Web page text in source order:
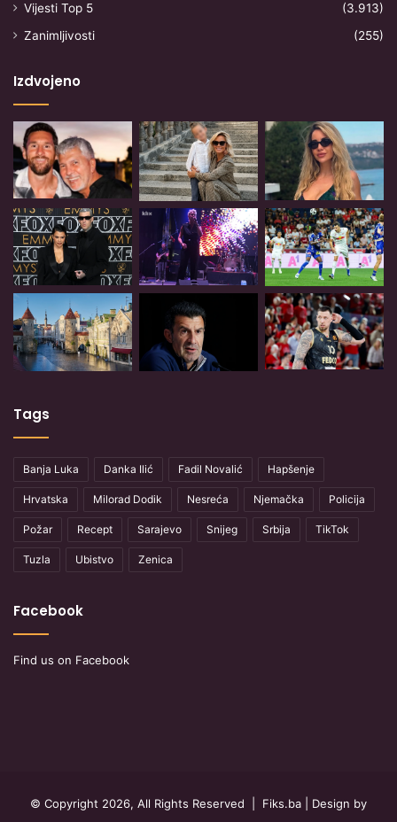
Vijesti Top 5
(3.913)
Zanimljivosti
(255)
Izdvojeno
Tags
Banja Luka Danka Ilić Fadil Novalić Hapšenje
Hrvatska Milorad Dodik Nesreća Njemačka Policija
Požar Recept Sarajevo Snijeg Srbija TikTok
Tuzla Ubistvo Zenica
Facebook
Find us on Facebook
© Copyright 2026, All Rights Reserved | Fiks.ba | Design by